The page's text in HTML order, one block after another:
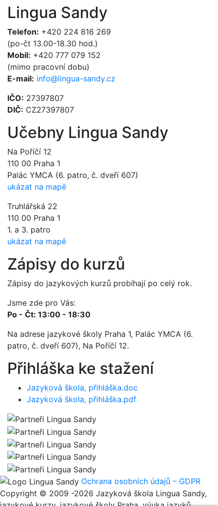
Lingua Sandy
Telefon: +420 224 816 269
(po-čt 13.00-18.30 hod.)
Mobil: +420 777 079 152
(mimo pracovní dobu)
E-mail: info@lingua-sandy.cz
IČO: 27397807
DIČ: CZ27397807
Učebny Lingua Sandy
Na Poříčí 12
110 00 Praha 1
Palác YMCA (6. patro, č. dveří 607)
ukázat na mapě
Truhlářská 22
110 00 Praha 1
1. a 3. patro
ukázat na mapě
Zápisy do kurzů
Zápisy do jazykových kurzů probíhají po celý rok.
Jsme zde pro Vás:
Po - Čt: 13:00 - 18:30
Na adrese jazykové školy Praha 1, Palác YMCA (6.
patro, č. dveří 607), Na Poříčí 12.
Přihláška ke stažení
Jazyková škola, přihláška.doc
Jazyková škola, přihláška.pdf
Ochrana osobních údajů – GDPR
Copyright © 2009 -2026 Jazyková škola Lingua Sandy,